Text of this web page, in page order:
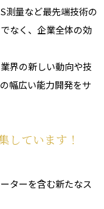
測量など最先端技術の
なく、企業全体の効
界の新しい動向や技
幅広い能力開発をサ
しています！
ターを含む新たなス